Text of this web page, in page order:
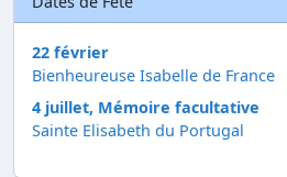
22 février
Bienheureuse Isabelle de France
4 juillet, Mémoire facultative
Sainte Elisabeth du Portugal